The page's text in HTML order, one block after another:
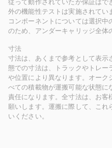
従って動作されていたか保証はで
外の機能性テストは実施されてい
コンポーネントについては選択中
のため、アンダーキャリッジ全体
寸法
寸法は、あくまで参考として表示
態での寸法は、トラックやトレー
や位置により異なります。オーク
べての積載物が運搬可能な状態に
責任になります。全寸法は、お客
願いします。運搬に際して、こ
いください。